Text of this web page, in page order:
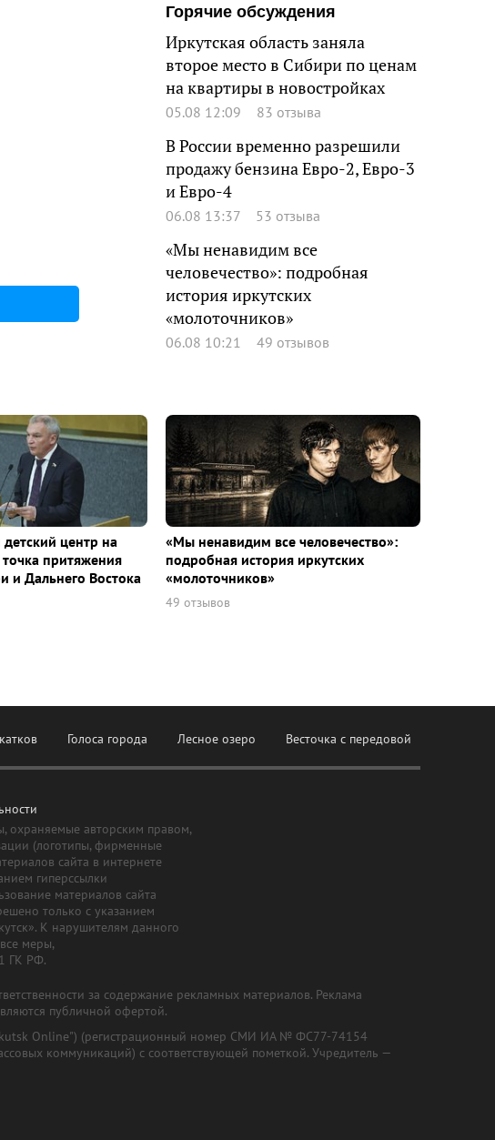
Горячие обсуждения
Иркутская область заняла
второе место в Сибири по ценам
на квартиры в новостройках
05.08 12:09 83 отзыва
В России временно разрешили
продажу бензина Евро-2, Евро-3
и Евро-4
06.08 13:37 53 отзыва
«Мы ненавидим все
человечество»: подробная
история иркутских
«молоточников»
06.08 10:21 49 отзывов
центр на
притяжения
и Дальнего Востока
«Мы ненавидим все человечество»:
подробная история иркутских
«молоточников»
49 отзывов
Голоса города Лесное озеро Весточка с передовой
охраняемые авторским правом,
(логотипы, фирменные
сайта в интернете
гиперссылки
материалов сайта
только с указанием
К нарушителям данного
меры,
ГК РФ.
за содержание рекламных материалов. Реклама
публичной офертой.
Online") (регистрационный номер СМИ ИА № ФС77-74154
коммуникаций) с соответствующей пометкой. Учредитель —